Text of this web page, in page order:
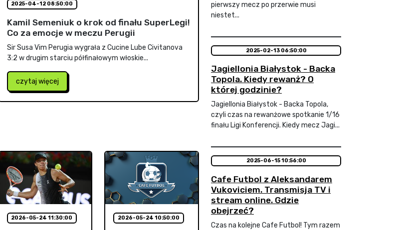
2025-04-12 08:50:00
Kamil Semeniuk o krok od finału SuperLegi!
Co za emocje w meczu Perugii
Sir Susa Vim Perugia wygrała z Cucine Lube Civitanova
3:2 w drugim starciu półfinałowym włoskie...
czytaj więcej
2026-05-24 11:30:00 2026-05-24 10:50:00
pierwszy mecz po przerwie musi
niestet...
2025-02-13 06:50:00
Jagiellonia Białystok - Backa
Topola. Kiedy rewanż? O
której godzinie?
Jagiellonia Białystok - Backa Topola,
czyli czas na rewanżowe spotkanie 1/16
finału Ligi Konferencji. Kiedy mecz Jagi...
2025-06-15 10:56:00
Cafe Futbol z Aleksandarem
Vukoviciem. Transmisja TV i
stream online. Gdzie
obejrzeć?
Czas na kolejne Cafe Futbol! Tym razem